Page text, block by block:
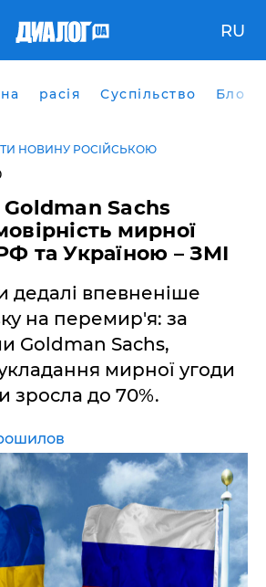
RU
расія Суспільство Блоги
НОВИНУ РОСІЙСЬКОЮ
Goldman Sachs
мирної
та Україною – ЗМІ
дедалі впевненіше
на перемир'я: за
Goldman Sachs,
мирної угоди
зросла до 70%.